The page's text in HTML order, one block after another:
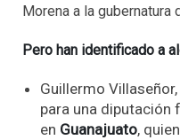
Morena a la gubernatura
Pero han identificado a
Guillermo
para una diputación
en Guanajuato,